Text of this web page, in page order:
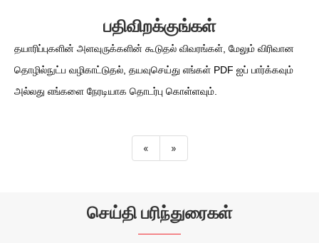
பதிவிறக்குங்கள்
தயாரிப்புகளின் அளவுருக்களின் கூடுதல் விவரங்கள், மேலும் விரிவான
தொழில்நுட்ப வழிகாட்டுதல், தயவுசெய்து எங்கள் PDF ஐப் பார்க்கவும்
அல்லது எங்களை நேரடியாக தொடர்பு கொள்ளவும்.
« »
செய்தி பரிந்துரைகள்